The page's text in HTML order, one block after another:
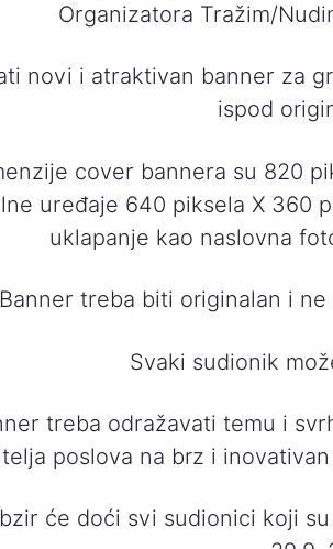
Organizatora Tražim/
novi i atraktivan banner za
ispod
cover bannera su 820
uređaje 640 piksela X 360
uklapanje kao naslovna
Banner treba biti originalan i
Svaki sudionik
treba odražavati temu i
poslova na brz i
će doći svi sudionici koji